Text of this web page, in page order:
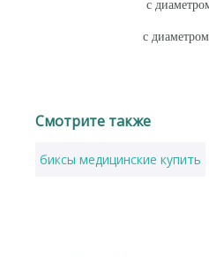
с диаметром 240 мм
с диаметром 290 мм
Смотрите также
биксы медицинские купить